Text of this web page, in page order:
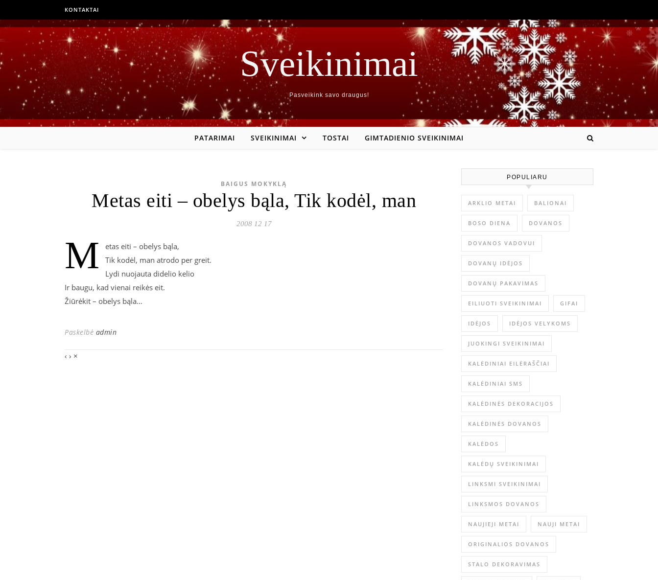
KONTAKTAI
Sveikinimai
Pasveikink savo draugus!
PATARIMAI SVEIKINIMAI TOSTAI GIMTADIENIO SVEIKINIMAI
BAIGUS MOKYKLĄ
Metas eiti – obelys bąla, Tik kodėl, man
2008 12 17
M
etas eiti – obelys bąla,
Tik kodėl, man atrodo per greit.
Lydi nuojauta didelio kelio
Ir baugu, kad vienai reikės eit.
Žiūrėkit – obelys bąla…
Paskelbė admin
‹ › ×
POPULIARU
ARKLIO METAI BALIONAI
BOSO DIENA DOVANOS
DOVANOS VADOVUI
DOVANŲ IDĖJOS
DOVANŲ PAKAVIMAS
EILIUOTI SVEIKINIMAI GIFAI
IDĖJOS IDĖJOS VELYKOMS
JUOKINGI SVEIKINIMAI
KALĖDINIAI EILĖRAŠČIAI
KALĖDINIAI SMS
KALĖDINĖS DEKORACIJOS
KALĖDINĖS DOVANOS
KALĖDOS
KALĖDŲ SVEIKINIMAI
LINKSMI SVEIKINIMAI
LINKSMOS DOVANOS
NAUJIEJI METAI NAUJI METAI
ORIGINALIOS DOVANOS
STALO DEKORAVIMAS